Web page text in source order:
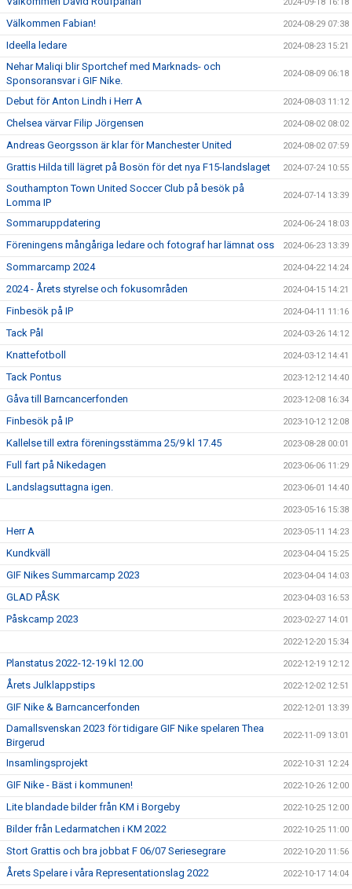
Välkommen Fabian! 2024-08-29 07:38
Ideella ledare 2024-08-23 15:21
Nehar Maliqi blir Sportchef med Marknads- och
Sponsoransvar i GIF Nike.
2024-08-09 06:18
Debut för Anton Lindh i Herr A 2024-08-03 11:12
Chelsea värvar Filip Jörgensen 2024-08-02 08:02
Andreas Georgsson är klar för Manchester United 2024-08-02 07:59
Grattis Hilda till lägret på Bosön för det nya F15-landslaget 2024-07-24 10:55
Southampton Town United Soccer Club på besök på
Lomma IP
2024-07-14 13:39
Sommaruppdatering 2024-06-24 18:03
Föreningens mångåriga ledare och fotograf har lämnat oss 2024-06-23 13:39
Sommarcamp 2024 2024-04-22 14:24
2024 - Årets styrelse och fokusområden 2024-04-15 14:21
Finbesök på IP 2024-04-11 11:16
Tack Pål 2024-03-26 14:12
Knattefotboll 2024-03-12 14:41
Tack Pontus 2023-12-12 14:40
Gåva till Barncancerfonden 2023-12-08 16:34
Finbesök på IP 2023-10-12 12:08
Kallelse till extra föreningsstämma 25/9 kl 17.45 2023-08-28 00:01
Full fart på Nikedagen 2023-06-06 11:29
Landslagsuttagna igen. 2023-06-01 14:40
2023-05-16 15:38
Herr A 2023-05-11 14:23
Kundkväll 2023-04-04 15:25
GIF Nikes Summarcamp 2023 2023-04-04 14:03
GLAD PÅSK 2023-04-03 16:53
Påskcamp 2023 2023-02-27 14:01
2022-12-20 15:34
Planstatus 2022-12-19 kl 12.00 2022-12-19 12:12
Årets Julklappstips 2022-12-02 12:51
GIF Nike & Barncancerfonden 2022-12-01 13:39
Damallsvenskan 2023 för tidigare GIF Nike spelaren Thea
Birgerud
2022-11-09 13:01
Insamlingsprojekt 2022-10-31 12:24
GIF Nike - Bäst i kommunen! 2022-10-26 12:00
Lite blandade bilder från KM i Borgeby 2022-10-25 12:00
Bilder från Ledarmatchen i KM 2022 2022-10-25 11:00
Stort Grattis och bra jobbat F 06/07 Seriesegrare 2022-10-20 11:56
Årets Spelare i våra Representationslag 2022 2022-10-17 14:04